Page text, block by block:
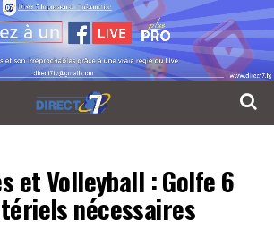
et Volleyball : Golfe 6
nécessaires